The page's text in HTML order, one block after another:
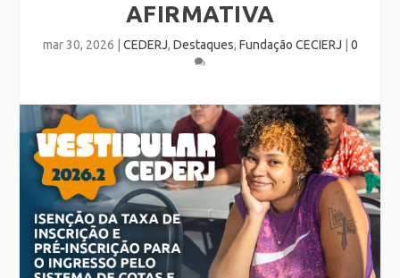
AFIRMATIVA
mar 30, 2026 CEDERJ, Destaques, Fundação CECIERJ 0